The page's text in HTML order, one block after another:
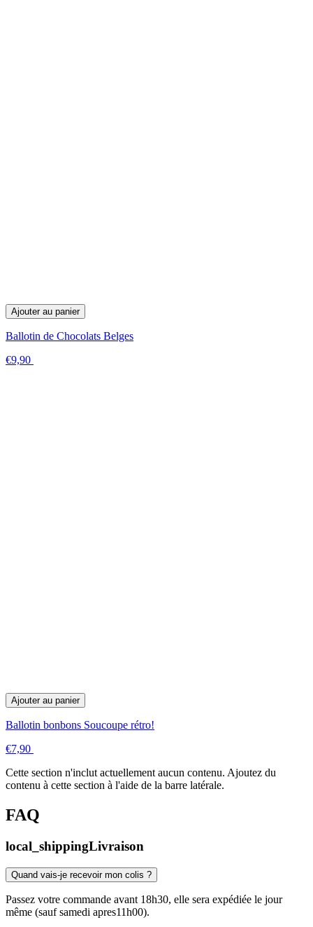
Ajouter au panier
Ballotin de Chocolats Belges
€9,90
Ajouter au panier
Ballotin bonbons Soucoupe rétro!
€7,90
Cette section n'inclut actuellement aucun contenu. Ajoutez du
contenu à cette section à l'aide de la barre latérale.
FAQ
local_shippingLivraison
Quand vais-je recevoir mon colis ?
Passez votre commande avant 18h30, elle sera expédiée le jour
même (sauf samedi apres11h00).